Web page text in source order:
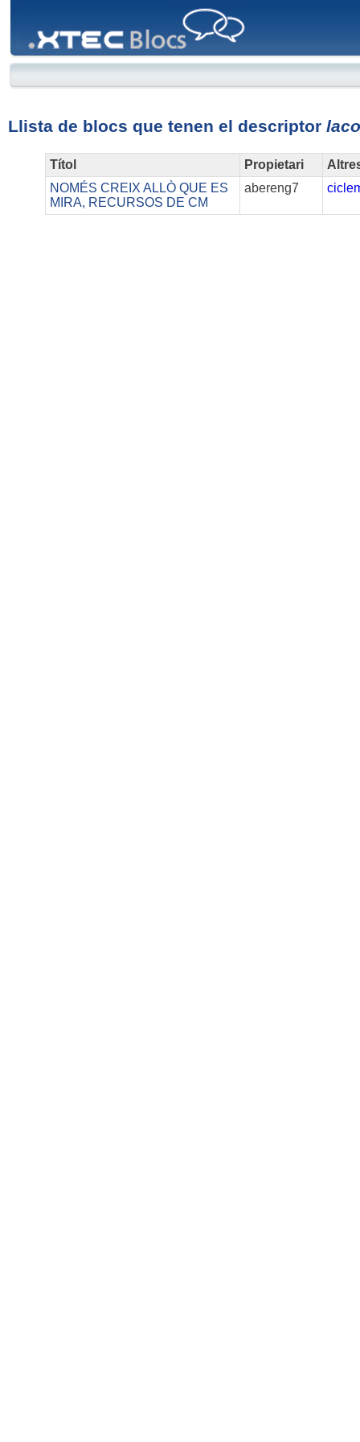
Llista de blocs que tenen el descriptor
Títol Propietari
NOMÉS CREIX ALLÒ QUE ES
MIRA, RECURSOS DE CM
abereng7